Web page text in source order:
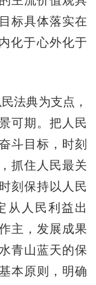
标具体落实在
化于心外化于
法典为支点，
可期。把人民
斗目标，时刻
抓住人民最关
刻保持以人民
从人民利益出
主，发展成果
青山蓝天的保
本原则，明确